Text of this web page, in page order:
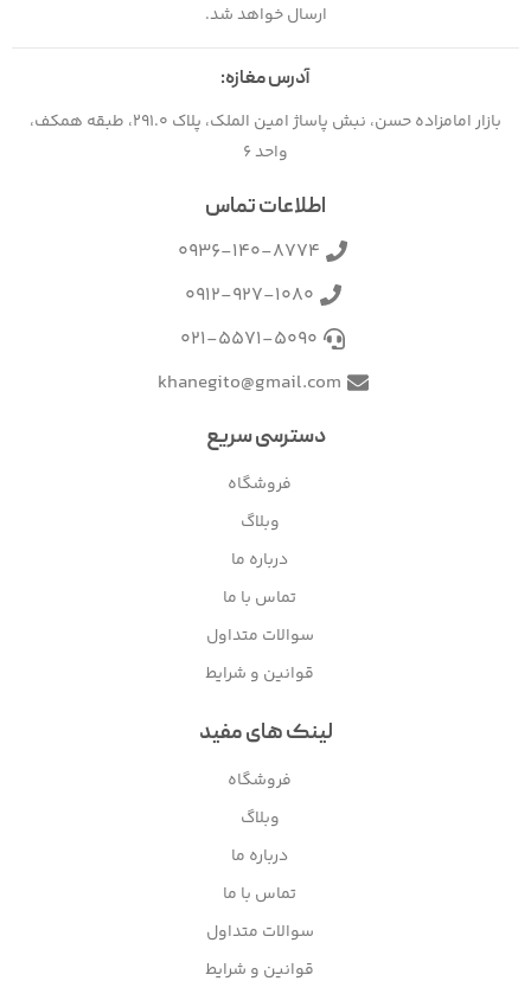
ارسال خواهد شد.
آدرس مغازه:
بازار امامزاده حسن، نبش پاساژ امین الملک، پلاک 291.0، طبقه همکف،
واحد 6
اطلاعات تماس
0936-140-8774
0912-927-1080
021-5571-5090
khanegito@gmail.com
دسترسی سریع
فروشگاه
وبلاگ
درباره ما
تماس با ما
سوالات متداول
قوانین و شرایط
لینک های مفید
فروشگاه
وبلاگ
درباره ما
تماس با ما
سوالات متداول
قوانین و شرایط